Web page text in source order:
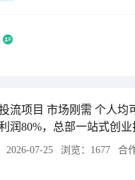
流项目 市场刚需 个人均
润80%，总部一站式创业
2026-07-25 浏览： 1677 合